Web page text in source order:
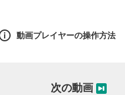
動画プレイヤーの操作方法
次の動画